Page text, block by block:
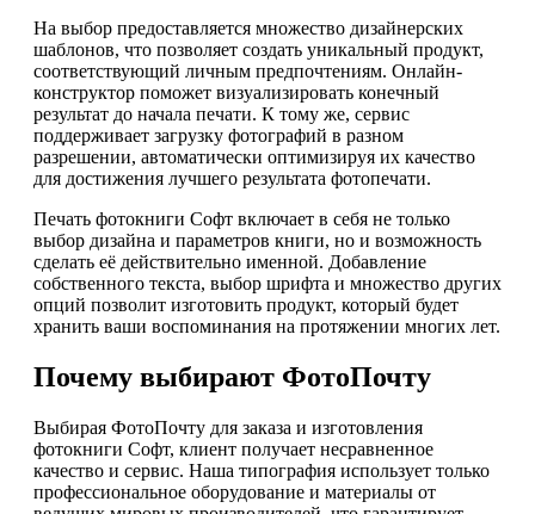
На выбор предоставляется множество дизайнерских
шаблонов, что позволяет создать уникальный продукт,
соответствующий личным предпочтениям. Онлайн-
конструктор поможет визуализировать конечный
результат до начала печати. К тому же, сервис
поддерживает загрузку фотографий в разном
разрешении, автоматически оптимизируя их качество
для достижения лучшего результата фотопечати.
Печать фотокниги Софт включает в себя не только
выбор дизайна и параметров книги, но и возможность
сделать её действительно именной. Добавление
собственного текста, выбор шрифта и множество других
опций позволит изготовить продукт, который будет
хранить ваши воспоминания на протяжении многих лет.
Почему выбирают ФотоПочту
Выбирая ФотоПочту для заказа и изготовления
фотокниги Софт, клиент получает несравненное
качество и сервис. Наша типография использует только
профессиональное оборудование и материалы от